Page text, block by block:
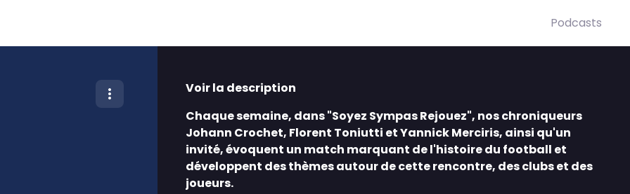
Podcasts
Voir la description
Chaque semaine, dans "Soyez Sympas Rejouez", nos chroniqueurs
Johann Crochet, Florent Toniutti et Yannick Merciris, ainsi qu'un
invité, évoquent un match marquant de l'histoire du football et
développent des thèmes autour de cette rencontre, des clubs et des
joueurs.